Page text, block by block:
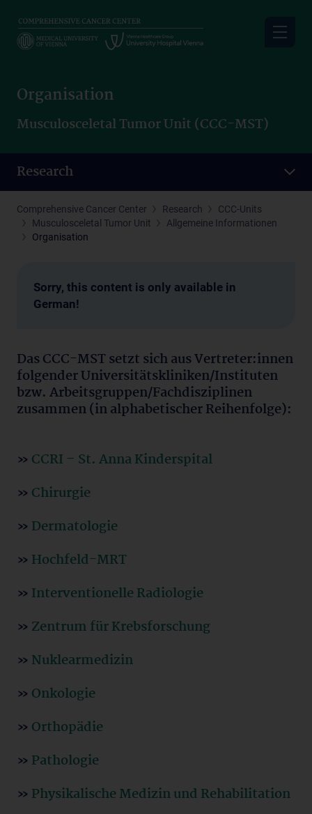
main
Organisation
Musculosceletal Tumor Unit (CCC-MST)
Research
Comprehensive Cancer Center Research
CCC-Units
Musculosceletal Tumor Unit
Allgemeine Informationen
Organisation
Sorry, this content is only available in
German!
Das CCC-MST setzt sich aus Vertreter:innen
folgender Universitätskliniken/Instituten
bzw. Arbeitsgruppen/Fachdisziplinen
zusammen (in alphabetischer Reihenfolge):
» CCRI – St. Anna Kinderspital
» Chirurgie
» Dermatologie
» Hochfeld-MRT
» Interventionelle Radiologie
» Zentrum für Krebsforschung
» Nuklearmedizin
» Onkologie
» Orthopädie
» Pathologie
» Physikalische Medizin und Rehabilitation